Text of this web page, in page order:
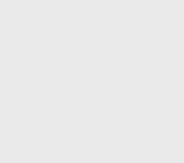
почту и получи